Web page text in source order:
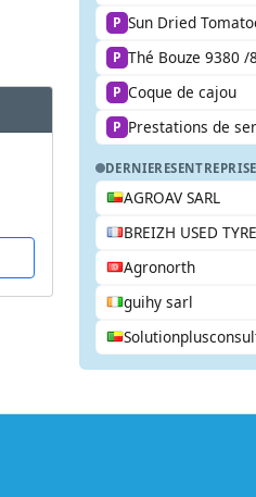
P Sun Dried
P Thé Bouze 9380 /
P Coque de cajou
P Prestations de
DERNIERES
AGROAV SARL
BREIZH USED
Agronorth
guihy sarl